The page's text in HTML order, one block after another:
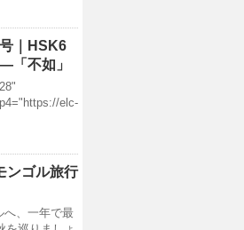
｜HSK6
「不如」
elc-
ンゴル旅行
へ、一年で最